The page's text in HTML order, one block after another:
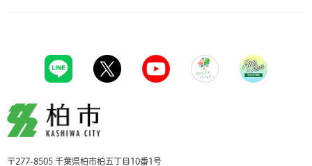
柏市
〒277-8505 千葉県柏市柏五丁目10番1号